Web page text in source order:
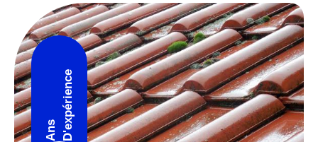
Ans D'expérience